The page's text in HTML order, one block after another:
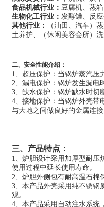
食品机械行业： 豆腐机、蒸
生物化工行业： 发酵罐、反
其他行业：
（油田、汽车）
土养护、（休闲美容会所）洗
二、安全性能介绍：
1、 超压保护：当锅炉蒸汽压
2、 漏电保护：锅炉发生漏电
3、 缺水保护：锅炉缺水时切
4、 接地保护：当锅炉外壳带
与大地之间做良好的金属连
三、产品特点：
1、炉胆设计采用加厚型耐压
使用过程中延长使用寿命。
2、炉胆外侧包有耐高温石棉
3、本产品外壳采用纯不锈钢
观。
4、本产品采用自动注水系统